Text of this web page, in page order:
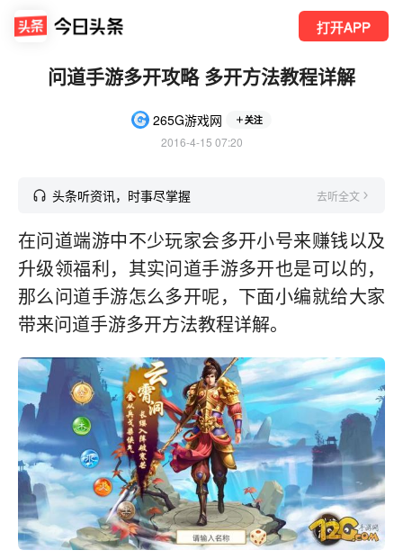
打开APP
问道手游多开攻略 多开方法教程详解
265G游戏网 关注
2016-4-15 07:20
头条听资讯，时事尽掌握 去听全文
在问道端游中不少玩家会多开小号来赚钱以及
升级领福利，其实问道手游多开也是可以的，
那么问道手游怎么多开呢，下面小编就给大家
带来问道手游多开方法教程详解。